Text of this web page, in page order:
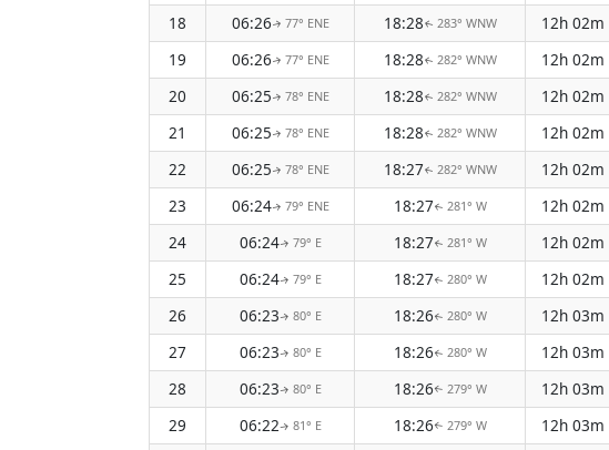
18
06:26↑ 77° ENE 18:28↑ 283° WNW 12h 02m
19
06:26↑ 77° ENE 18:28↑ 282° WNW 12h 02m
20
06:25↑ 78° ENE 18:28↑ 282° WNW 12h 02m
21
06:25↑ 78° ENE 18:28↑ 282° WNW 12h 02m
22
06:25↑ 78° ENE 18:27↑ 282° WNW 12h 02m
23
06:24↑ 79° ENE 18:27↑ 281° W 12h 02m
24
06:24↑ 79° E 18:27↑ 281° W 12h 02m
25
06:24↑ 79° E 18:27↑ 280° W 12h 02m
26
06:23↑ 80° E 18:26↑ 280° W 12h 03m
27
06:23↑ 80° E 18:26↑ 280° W 12h 03m
28
06:23↑ 80° E 18:26↑ 279° W 12h 03m
29
06:22↑ 81° E 18:26↑ 279° W 12h 03m